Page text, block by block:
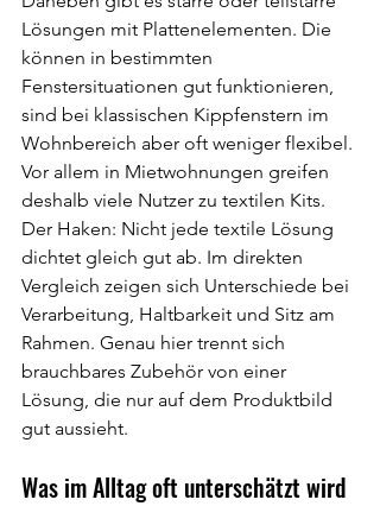
Lösungen mit Plattenelementen. Die
können in bestimmten
Fenstersituationen gut funktionieren,
sind bei klassischen Kippfenstern im
Wohnbereich aber oft weniger flexibel.
Vor allem in Mietwohnungen greifen
deshalb viele Nutzer zu textilen Kits.
Der Haken: Nicht jede textile Lösung
dichtet gleich gut ab. Im direkten
Vergleich zeigen sich Unterschiede bei
Verarbeitung, Haltbarkeit und Sitz am
Rahmen. Genau hier trennt sich
brauchbares Zubehör von einer
Lösung, die nur auf dem Produktbild
gut aussieht.
Was im Alltag oft unterschätzt wird